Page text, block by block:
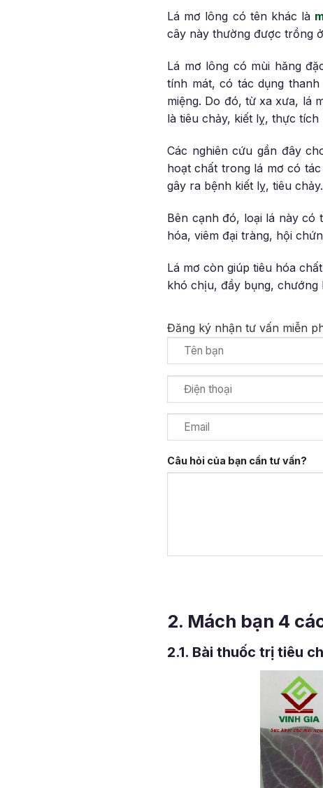
Lá mơ lông có tên khác là
cây này thường được trồng
Lá mơ lông có mùi hăng
tính mát, có tác dụng
miệng. Do đó, từ xa xưa, lá
là tiêu chảy, kiết lỵ, thực
Các nghiên cứu gần đây
hoạt chất trong lá mơ có
gây ra bệnh kiết lỵ, tiêu chảy.
Bên cạnh đó, loại lá này có
hóa, viêm đại tràng, hội
Lá mơ còn giúp tiêu hóa
khó chịu, đầy bụng, chướng
Đăng ký nhận tư vấn miễn
Câu hỏi của bạn cần tư vấn?
2. Mách bạn 4
2.1. Bài thuốc trị tiêu